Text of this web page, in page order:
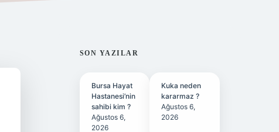
SIDEBAR
SON YAZILAR
Bursa Hayat
Hastanesi’nin
sahibi kim ?
Ağustos 6,
2026
Kuka neden
kararmaz ?
Ağustos 6,
2026